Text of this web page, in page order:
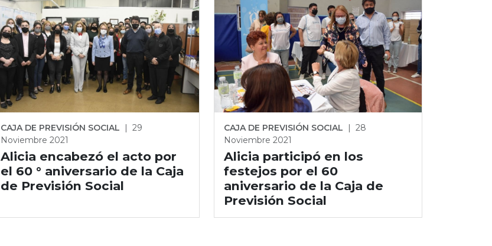
CAJA DE PREVISIÓN SOCIAL | 29
Noviembre 2021
Alicia encabezó el acto por
el 60 ° aniversario de la Caja
de Previsión Social
CAJA DE PREVISIÓN SOCIAL | 28
Noviembre 2021
Alicia participó en los
festejos por el 60
aniversario de la Caja de
Previsión Social